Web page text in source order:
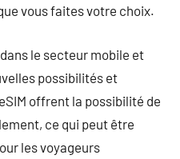
vous faites votre choix.
le secteur mobile et
possibilités et
offrent la possibilité de
ce qui peut être
les voyageurs